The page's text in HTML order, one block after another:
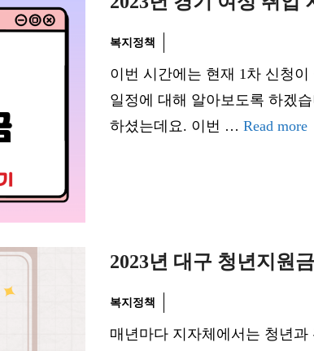
복지정책
이번 시간에는 현재 1차 신청
일정에 대해 알아보도록 하겠
하셨는데요. 이번 … Read more
2023년 대구 청년지원
복지정책
매년마다 지자체에서는 청년